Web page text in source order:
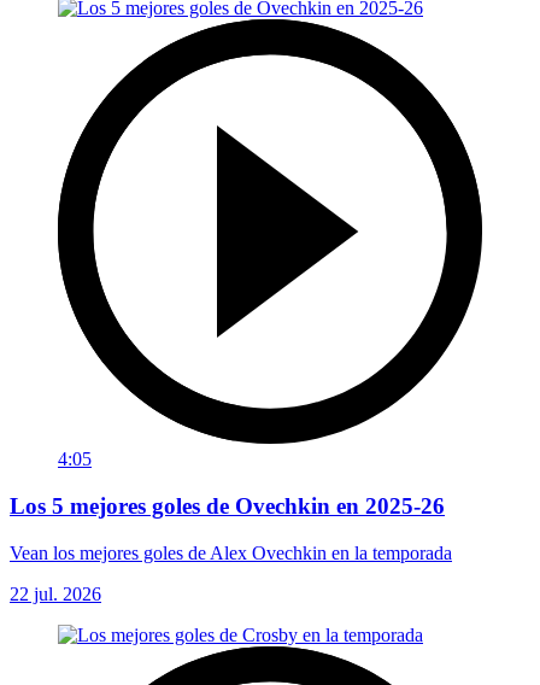
4:05
Los 5 mejores goles de Ovechkin en 2025-26
Vean los mejores goles de Alex Ovechkin en la temporada
22 jul. 2026